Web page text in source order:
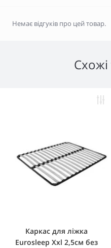
Немає відгуків про цей товар.
Каркас для ліжка
Eurosleep Xxl 2,5cм без